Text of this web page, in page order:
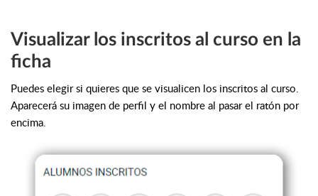
Visualizar los inscritos al curso en la
ficha
Puedes elegir si quieres que se visualicen los inscritos al curso.
Aparecerá su imagen de perfil y el nombre al pasar el ratón por
encima.